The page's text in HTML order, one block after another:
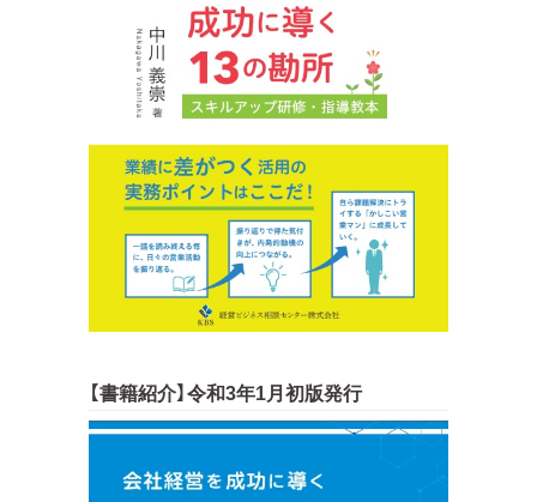
【書籍紹介】令和3年1月初版発行